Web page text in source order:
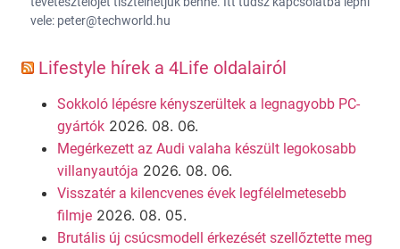
vele: peter@techworld.hu
Lifestyle hírek a 4Life oldalairól
Sokkoló lépésre kényszerültek a legnagyobb PC-
gyártók 2026. 08. 06.
Megérkezett az Audi valaha készült legokosabb
villanyautója 2026. 08. 06.
Visszatér a kilencvenes évek legfélelmetesebb
filmje 2026. 08. 05.
Brutális új csúcsmodell érkezését szellőztette meg